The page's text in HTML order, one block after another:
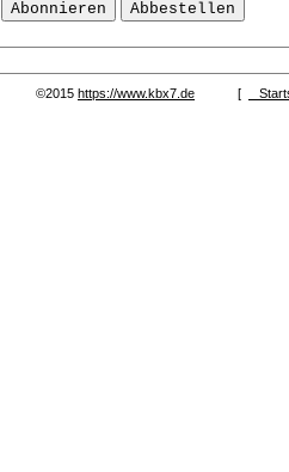
©2015 https://www.kbx7.de [